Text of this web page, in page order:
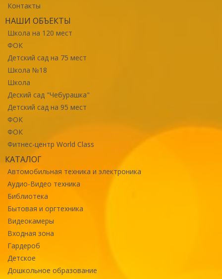
Контакты
НАШИ ОБЪЕКТЫ
Школа на 120 мест
ФОК
Детский сад на 75 мест
Школа №18
Школа
Деский сад "Чебурашка"
Детский сад на 95 мест
ФОК
ФОК
Фитнес-центр World Class
КАТАЛОГ
Автомобильная техника и электроника
Аудио-Видео техника
Библиотека
Бытовая и оргтехника
Видеокамеры
Входная зона
Гардероб
Детское
Дошкольное образование